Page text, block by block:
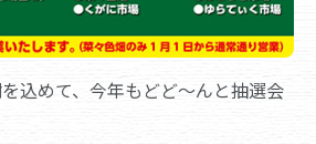
込めて、今年もどど～んと抽選会